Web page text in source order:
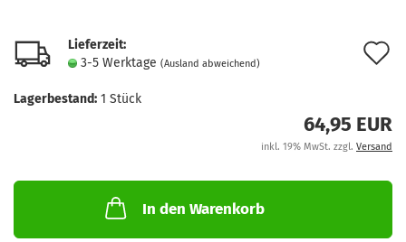
Lieferzeit:
3-5 Werktage (Ausland abweichend)
Lagerbestand: 1 Stück
64,95 EUR
inkl. 19% MwSt. zzgl. Versand
In den Warenkorb